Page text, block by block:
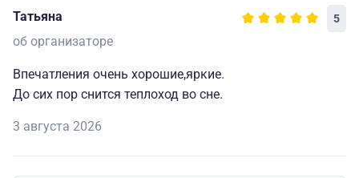
Татьяна 5
об организаторе
Впечатления очень хорошие,яркие.
До сих пор снится теплоход во сне.
3 августа 2026